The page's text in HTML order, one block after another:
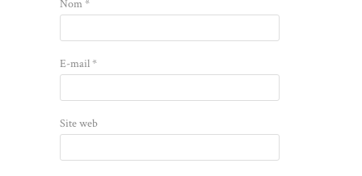
Nom*
E-mail*
Site web